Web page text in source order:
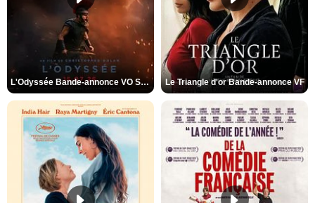
L'Odyssée Bande-annonce VO STFR Le Triangle d'or Bande-annonce VF